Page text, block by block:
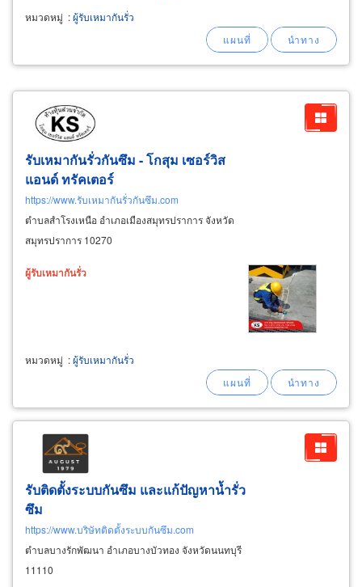
เพดาน หลังคา ผนังอาคาร โรยตัวซ่อมผนังตึก
ขอบหน้าต่าง รับ
หมวดหมู่ :ผู้รับเหมากันรั่ว
รับเหมากันรั่วกันซึม - โกสุม เซอร์วิส
แอนด์ ทรัคเตอร์
https://www.รับเหมากันรั่วกันซึม.com
ตำบลสำโรงเหนือ อำเภอเมืองสมุทรปราการ จังหวัด
สมุทรปราการ 10270
ผู้รับเหมากันรั่ว
หมวดหมู่ :ผู้รับเหมากันรั่ว
รับติดตั้งระบบกันซึม และแก้ปัญหาน้ำรั่ว
ซึม
https://www.บริษัทติดตั้งระบบกันซึม.com
ตำบลบางรักพัฒนา อำเภอบางบัวทอง จังหวัดนนทบุรี
11110